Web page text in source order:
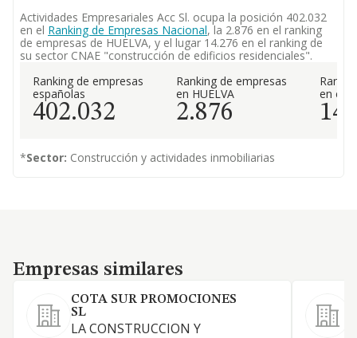
Actividades Empresariales Acc Sl. ocupa la posición 402.032
en el Ranking de Empresas Nacional, la 2.876 en el ranking
de empresas de HUELVA, y el lugar 14.276 en el ranking de
su sector CNAE "construcción de edificios residenciales".
Ranking de empresas
españolas
402.032
Ranking de empresas
en HUELVA
2.876
en el
*Sector: Construcción y actividades inmobiliarias
Empresas similares
Empresas similares
COTA SUR PROMOCIONES
SL
LA CONSTRUCCION Y